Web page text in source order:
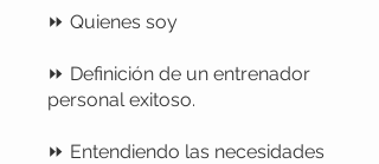
⏩ Quienes soy
⏩ Definición de un entrenador
personal exitoso.
⏩ Entendiendo las necesidades